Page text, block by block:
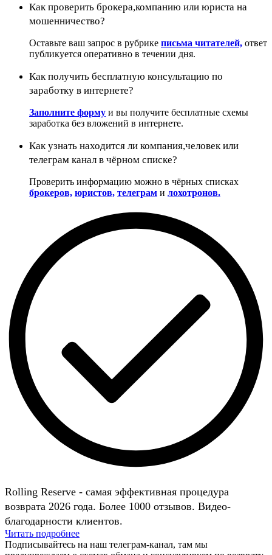
Как проверить брокера,компанию или юриста на
мошенничество?
Оставьте ваш запрос в рубрике письма читателей, ответ
публикуется оперативно в течении дня.
Как получить бесплатную консультацию по
заработку в интернете?
Заполните форму и вы получите бесплатные схемы
заработка без вложений в интернете.
Как узнать находится ли компания,человек или
телеграм канал в чёрном списке?
Проверить информацию можно в чёрных списках
брокеров, юристов, телеграм и лохотронов.
Rolling Reserve - самая эффективная процедура
возврата 2026 года. Более 1000 отзывов. Видео-
благодарности клиентов.
Читать подробнее
Подписывайтесь на наш телеграм-канал, там мы